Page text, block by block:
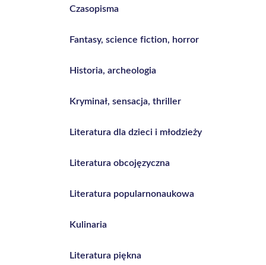
Czasopisma
Fantasy, science fiction, horror
Historia, archeologia
Kryminał, sensacja, thriller
Literatura dla dzieci i młodzieży
Literatura obcojęzyczna
Literatura popularnonaukowa
Kulinaria
Literatura piękna